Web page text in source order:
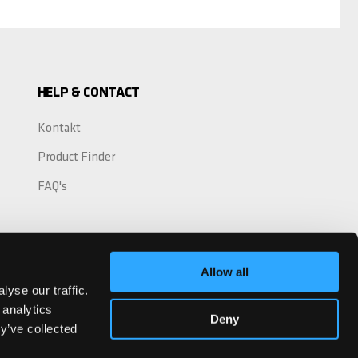
our traffic.
collected
Allow all
Deny
HELP & CONTACT
Kontakt
Product Finder
FAQ's